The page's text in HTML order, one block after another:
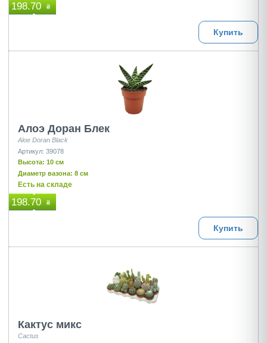
198.70 ₴
Купить
Алоэ Доран Блек
Aloe Doran Black
Артикул: 39078
Высота: 10 см
Диаметр вазона: 8 см
Есть на складе
198.70 ₴
Купить
Кактус микс
Cactus